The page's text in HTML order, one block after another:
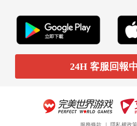
24H 客服回報
服務條款 ｜隱私權政策